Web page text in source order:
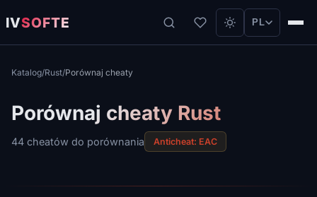
IVSOFTE PL
Katalog/Rust/Porównaj cheaty
Porównaj cheaty Rust
44 cheatów do porównania Anticheat: EAC